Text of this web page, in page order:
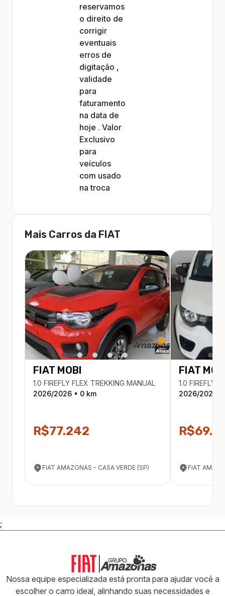
reservamos
o direito de
corrigir
eventuais
erros de
digitação ,
validade
para
faturamento
na data de
hoje . Valor
Exclusivo
para
veículos
com usado
na troca
Mais Carros da FIAT
FIAT MOBI
1.0 FIREFLY FLEX TREKKING MANUAL
2026/2026 • 0 km
R$77.242
FIAT AMAZONAS - CASA VERDE (SP)
FIAT
1.0 FIREFLY
2026/2026
FIAT
;
Nossa equipe especializada está pronta para ajudar você a
escolher o carro ideal, alinhando suas necessidades e